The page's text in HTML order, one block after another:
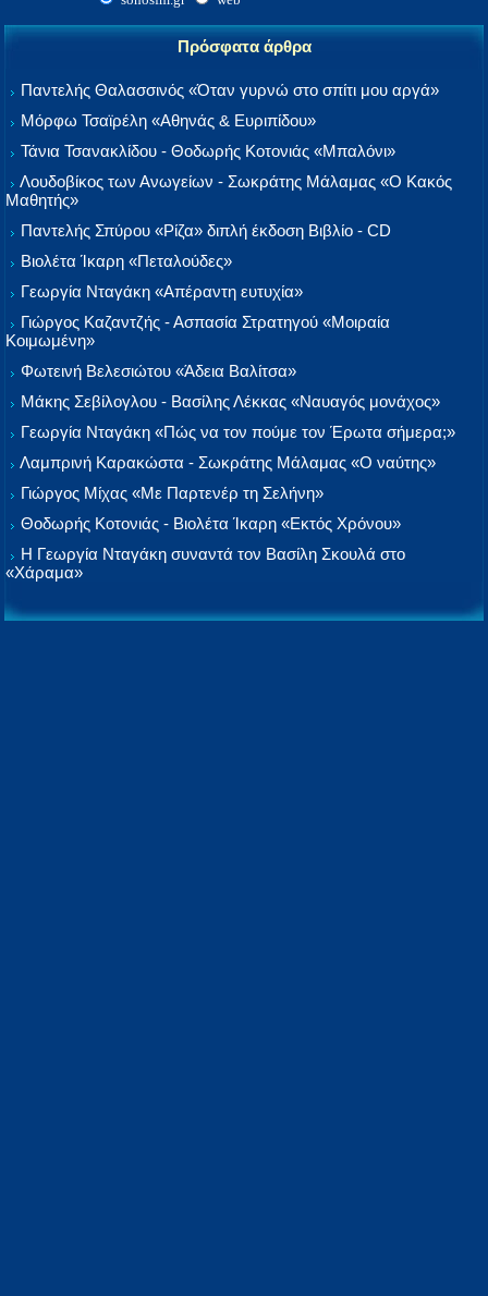
Πρόσφατα άρθρα
Παντελής Θαλασσινός «Όταν γυρνώ στο σπίτι μου αργά»
Μόρφω Τσαϊρέλη «Αθηνάς & Ευριπίδου»
Τάνια Τσανακλίδου - Θοδωρής Κοτονιάς «Μπαλόνι»
Λουδοβίκος των Ανωγείων - Σωκράτης Μάλαμας «Ο Κακός
Μαθητής»
Παντελής Σπύρου «Ρίζα» διπλή έκδοση Βιβλίο - CD
Βιολέτα Ίκαρη «Πεταλούδες»
Γεωργία Νταγάκη «Aπέραντη ευτυχία»
Γιώργος Καζαντζής - Ασπασία Στρατηγού «Μοιραία
Κοιμωμένη»
Φωτεινή Βελεσιώτου «Άδεια Βαλίτσα»
Μάκης Σεβίλογλου - Βασίλης Λέκκας «Ναυαγός μονάχος»
Γεωργία Νταγάκη «Πώς να τον πούμε τον Έρωτα σήμερα;»
Λαμπρινή Καρακώστα - Σωκράτης Μάλαμας «Ο ναύτης»
Γιώργος Μίχας «Με Παρτενέρ τη Σελήνη»
Θοδωρής Κοτονιάς - Βιολέτα Ίκαρη «Εκτός Χρόνου»
Η Γεωργία Νταγάκη συναντά τον Βασίλη Σκουλά στο
«Χάραμα»